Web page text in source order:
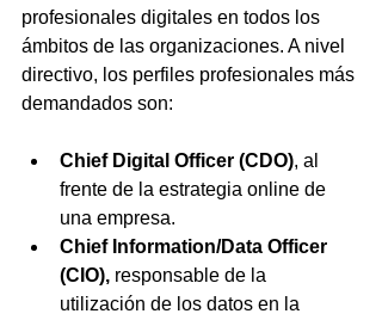
profesionales digitales en todos los
ámbitos de las organizaciones. A nivel
directivo, los perfiles profesionales más
demandados son:
Chief Digital Officer (CDO), al
frente de la estrategia online de
una empresa.
Chief Information/Data Officer
(CIO), responsable de la
utilización de los datos en la